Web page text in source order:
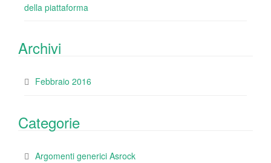
della piattaforma
Archivi
Febbraio 2016
Categorie
Argomenti generici Asrock